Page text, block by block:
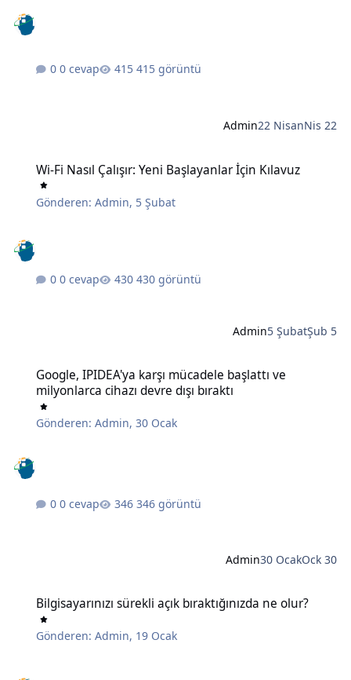
0 cevap 415 görüntü
Admin22 NisanNis 22
Wi-Fi Nasıl Çalışır: Yeni Başlayanlar İçin Kılavuz
Gönderen:Admin, 5 Şubat
0 cevap 430 görüntü
Admin5 ŞubatŞub 5
Google, IPIDEA'ya karşı mücadele başlattı ve
milyonlarca cihazı devre dışı bıraktı
Gönderen:Admin,30 Ocak
0 cevap 346 görüntü
Admin30 OcakOck 30
Bilgisayarınızı sürekli açık bıraktığınızda ne olur?
Gönderen:Admin, 19 Ocak